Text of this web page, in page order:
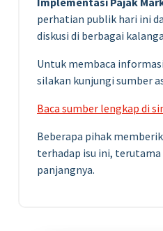
perhatian publik hari ini
diskusi di berbagai
Untuk membaca
silakan kunjungi sumber
Baca sumber lengkap di
Beberapa pihak
terhadap isu ini,
panjangnya.